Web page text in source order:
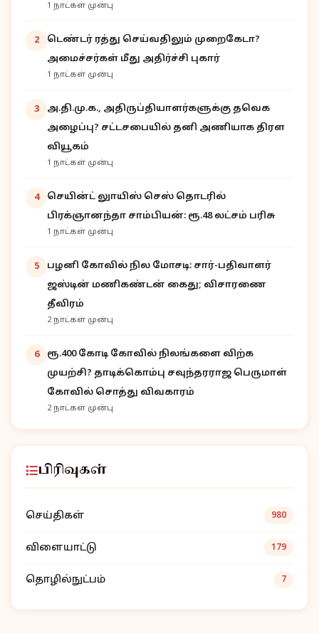
1 நாட்கள் முன்பு
2
டெண்டர் ரத்து செய்வதிலும் முறைகேடா?
அமைச்சர்கள் மீது அதிர்ச்சி புகார்
1 நாட்கள் முன்பு
3
அ.தி.மு.க., அதிருப்தியாளர்களுக்கு தவெக
அழைப்பு? சட்டசபையில் தனி அணியாக திரள
வியூகம்
1 நாட்கள் முன்பு
4
செயின்ட் லுாயிஸ் செஸ் தொடரில்
பிரக்ஞானந்தா சாம்பியன்: ரூ.48 லட்சம் பரிசு
1 நாட்கள் முன்பு
5
பழனி கோவில் நில மோசடி: சார்-பதிவாளர்
ஜஸ்டின் மணிகண்டன் கைது; விசாரணை
தீவிரம்
2 நாட்கள் முன்பு
6
ரூ.400 கோடி கோவில் நிலங்களை விற்க
முயற்சி? தாடிக்கொம்பு சவுந்தரராஜ பெருமாள்
கோவில் சொத்து விவகாரம்
2 நாட்கள் முன்பு
பிரிவுகள்
செய்திகள் 980
விளையாட்டு 179
தொழில்நுட்பம் 7